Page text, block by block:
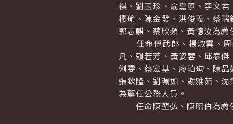
祺、劉玉珍、俞嘉寧、李文
櫻瑜、陳金發、洪俊義、蔡
郭志麒、蔡欣頻、黃憶汝為薦
任命傅武郎、楊淑雲、周
凡、賴若芳、黃姿蓉、邱泰
俐雯、蔡宏基、廖珀珣、陳
張欽隆、劉珮如、謝雅茹、
為薦任公務人員。
任命陳堃弘、陳昭伯為薦